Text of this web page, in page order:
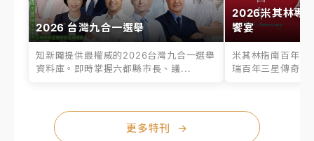
2026 台灣九合一選舉
知新聞提供最權威的2026台灣九合一選舉
資料庫。即時掌握六都縣市長、議...
2026米其林專
饗宴
米其林指南百年之
瑞百年三星傳奇、
更多特刊 →